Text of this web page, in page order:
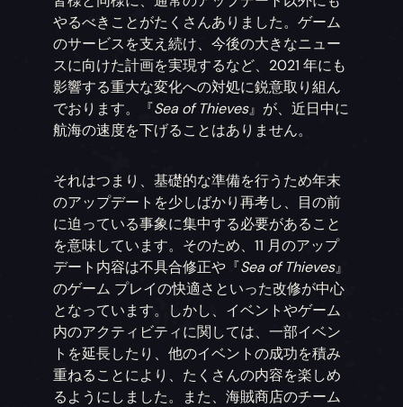
やるべきことがたくさんありました。ゲーム
のサービスを支え続け、今後の大きなニュー
スに向けた計画を実現するなど、2021 年にも
影響する重大な変化への対処に鋭意取り組ん
でおります。『Sea of Thieves』が、近日中に
航海の速度を下げることはありません。
それはつまり、基礎的な準備を行うため年末
のアップデートを少しばかり再考し、目の前
に迫っている事象に集中する必要があること
を意味しています。そのため、11 月のアップ
デート内容は不具合修正や『Sea of Thieves』
のゲーム プレイの快適さといった改修が中心
となっています。しかし、イベントやゲーム
内のアクティビティに関しては、一部イベン
トを延長したり、他のイベントの成功を積み
重ねることにより、たくさんの内容を楽しめ
るようにしました。また、海賊商店のチーム